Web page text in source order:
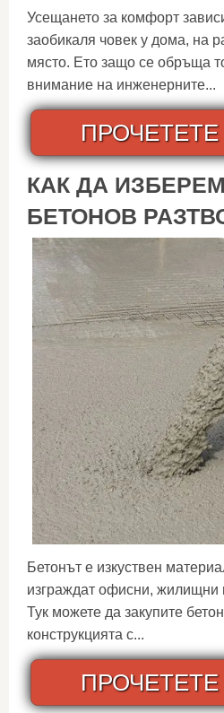
Усещането за комфорт
заобикаля човек у дома, на
място. Ето защо се обръща
внимание на инженерните...
КАК ДА
БЕТОНОВ
Бетонът е изкуствен
изграждат офисни, жилищни
Тук можете да закупите
конструкцията с...